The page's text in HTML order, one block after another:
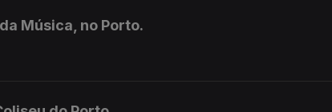
Música, no Porto.